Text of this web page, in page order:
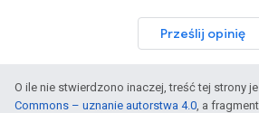
Prześlij opinię
O ile nie stwierdzono inaczej, treść tej strony
Commons – uznanie autorstwa 4.0, a